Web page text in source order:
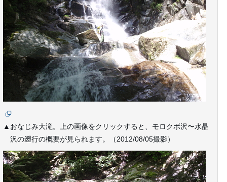
▲おなじみ大滝。上の画像をクリックすると、モロクボ沢〜水晶
沢の遡行の概要が見られます。（2012/08/05撮影）